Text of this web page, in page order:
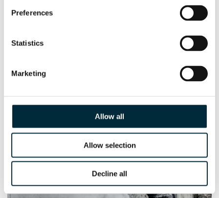
Preferences
Statistics
Marketing
Allow all
Allow selection
Decline all